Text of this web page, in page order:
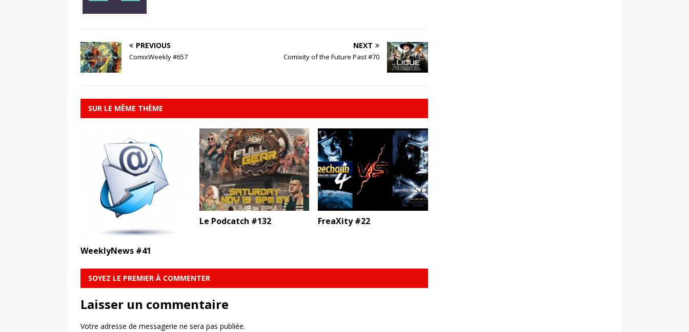
PREVIOUS
ComixWeekly #657
NEXT
Comixity of the Future Past #70
SUR LE MÊME THÈME
WeeklyNews #41
Le Podcatch #132 FreaXity #22
SOYEZ LE PREMIER À COMMENTER
Laisser un commentaire
Votre adresse de messagerie ne sera pas publiée.